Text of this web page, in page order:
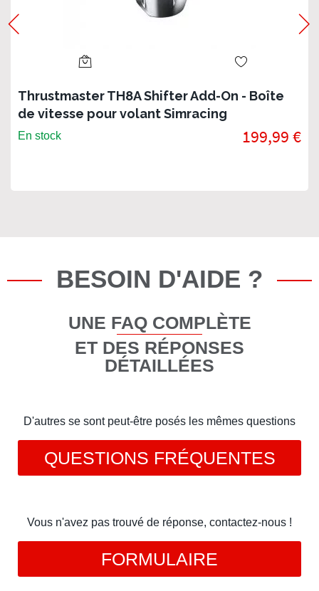
Thrustmaster TH8A Shifter Add-On - Boîte
de vitesse pour volant Simracing
En stock 199,99 €
BESOIN D'AIDE ?
UNE FAQ COMPLÈTE
ET DES RÉPONSES
DÉTAILLÉES
D'autres se sont peut-être posés les mêmes questions
QUESTIONS FRÉQUENTES
Vous n'avez pas trouvé de réponse, contactez-nous !
FORMULAIRE